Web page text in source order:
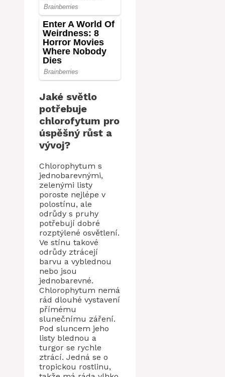
Jaké světlo
potřebuje
chlorofytum pro
úspěšný růst a
vývoj?
Chlorophytum s
jednobarevnými,
zelenými listy
poroste nejlépe v
polostínu, ale
odrůdy s pruhy
potřebují dobré
rozptýlené osvětlení.
Ve stínu takové
odrůdy ztrácejí
barvu a vyblednou
nebo jsou
jednobarevné.
Chlorophytum nemá
rád dlouhé vystavení
přímému
slunečnímu záření.
Pod sluncem jeho
listy blednou a
turgor se rychle
ztrácí. Jedná se o
tropickou rostlinu,